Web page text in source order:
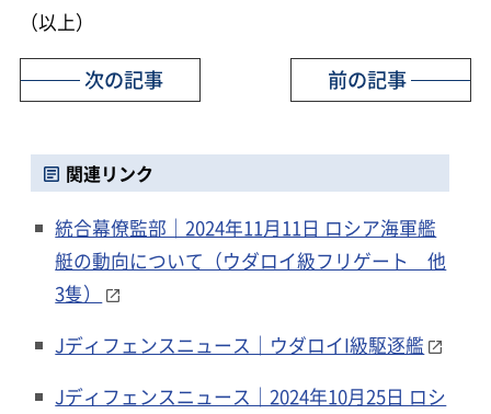
（以上）
前の記事
次の記事
関連リンク
統合幕僚監部｜2024年11月11日 ロシア海軍艦
艇の動向について（ウダロイ級フリゲート 他
3隻）
Jディフェンスニュース｜ウダロイI級駆逐艦
Jディフェンスニュース｜2024年10月25日 ロシ